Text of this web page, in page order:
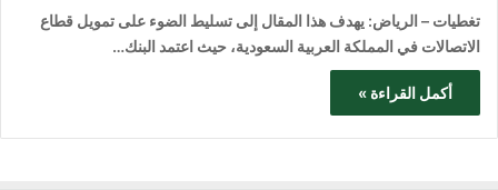
تغطيات – الرياض: يهدف هذا المقال إلى تسليط الضوء على تمويل قطاع
الاتصالات في المملكة العربية السعودية، حيث اعتمد البنك…
أكمل القراءة »